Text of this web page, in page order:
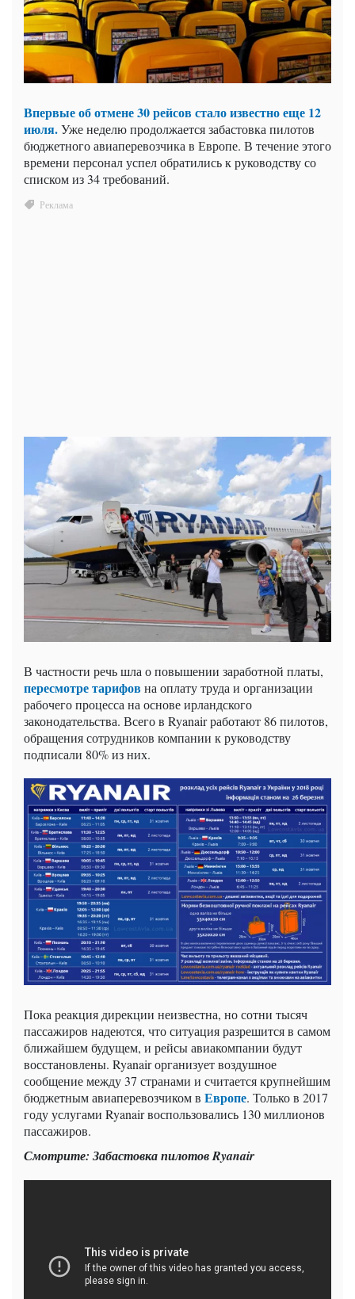
Впервые об отмене 30 рейсов стало известно еще 12
июля.Уже неделю продолжается забастовка пилотов
бюджетного авиаперевозчика в Европе. В течение этого
времени персонал успел обратились к руководству со
списком из 34 требований.
В частности речь шла о повышении заработной платы,
пересмотре тарифовна оплату труда и организации
рабочего процесса на основе ирландского
законодательства. Всего в Ryanair работают 86 пилотов,
обращения сотрудников компании к руководству
подписали 80% из них.
Пока реакция дирекции неизвестна, но сотни тысяч
пассажиров надеются, что ситуация разрешится в самом
ближайшем будущем, и рейсы авиакомпании будут
восстановлены. Ryanair организует воздушное
сообщение между 37 странами и считается крупнейшим
бюджетным авиаперевозчиком в Европе. Только в 2017
году услугами Ryanair воспользовались 130 миллионов
пассажиров.
Смотрите: Забастовка пилотов Ryanair